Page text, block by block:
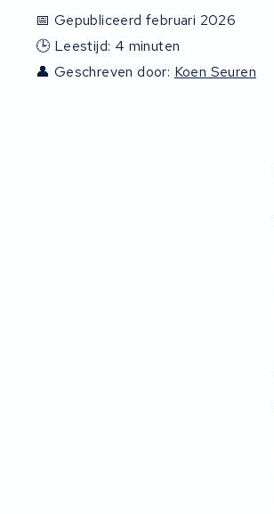
📅 Gepubliceerd februari 2026
🕒 Leestijd: 4 minuten
👤 Geschreven door: Koen Seuren